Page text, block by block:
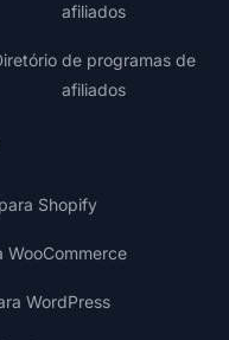
afiliados
de programas de
afiliados
Shopify
WooCommerce
WordPress